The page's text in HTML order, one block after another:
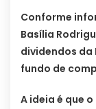
Conforme
Basília
dividendos da
fundo de
A ideia é que